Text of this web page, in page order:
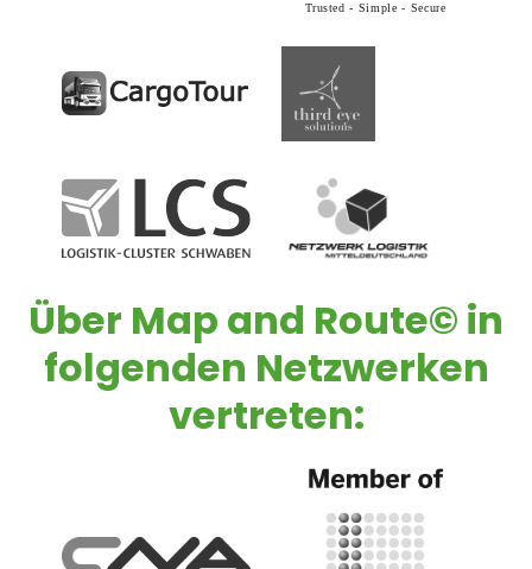
Über Map and Route© in
folgenden Netzwerken
vertreten: